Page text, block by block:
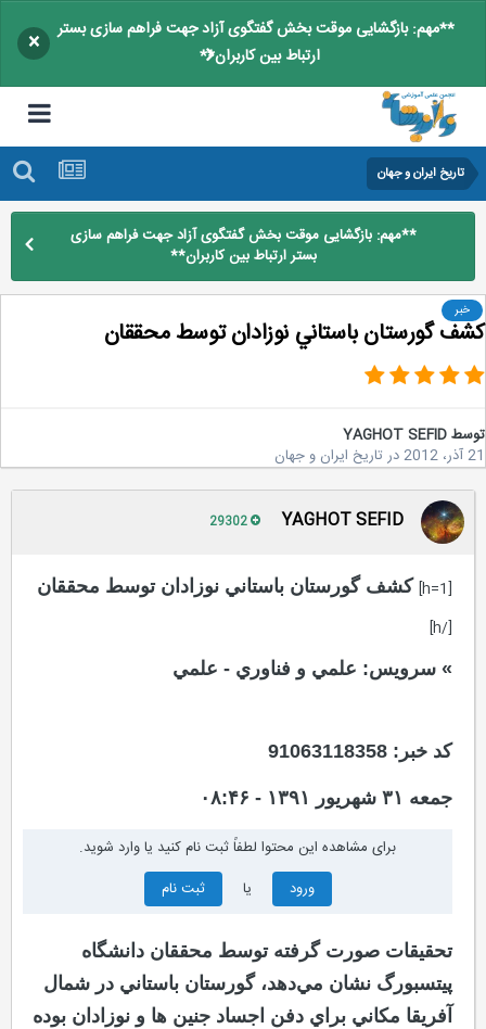
**مهم: بازگشایی موقت بخش گفتگوی آزاد جهت فراهم سازی بستر
ارتباط بین کاربران**
×
تاریخ ایران و جهان
**مهم: بازگشایی موقت بخش گفتگوی آزاد جهت فراهم سازی
بستر ارتباط بین کاربران**
خبر
گورستان باستاني نوزادان توسط محققان
YAGHOT SEFID
درتاریخ ایران و جهان
YAGHOT SEFID
كشف گورستان باستاني نوزادان توسط محققان
» سرویس: علمي و فناوري - علمي
کد خبر: 91063118358
جمعه ۳۱ شهریور ۱۳۹۱ - ۰۸:۴۶
برای مشاهده این محتوا لطفاً ثبت نام کنید یا وارد شوید.
ورود
ثبت نام
تحقيقات صورت گرفته توسط محققان دانشگاه
پيتسبورگ نشان مي‌دهد، گورستان باستاني در شمال
آفريقا مكاني براي دفن اجساد جنين ها و نوزادان بوده